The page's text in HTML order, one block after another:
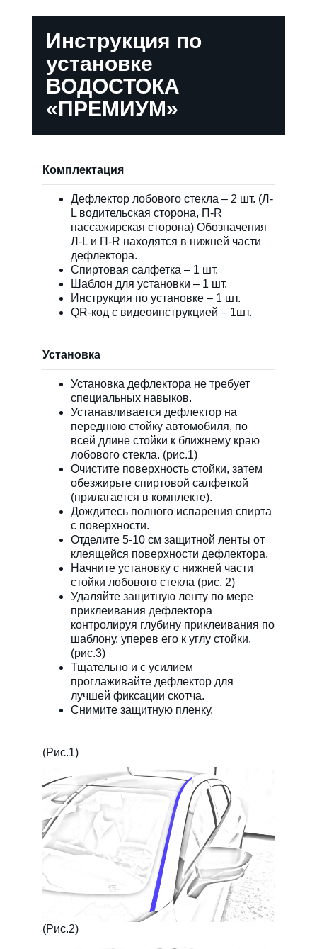
Инструкция по
установке
ВОДОСТОКА
«ПРЕМИУМ»
Комплектация
Дефлектор лобового стекла – 2 шт. (Л-
L водительская сторона, П-R
пассажирская сторона) Обозначения
Л-L и П-R находятся в нижней части
дефлектора.
Спиртовая салфетка – 1 шт.
Шаблон для установки – 1 шт.
Инструкция по установке – 1 шт.
QR-код с видеоинструкцией – 1шт.
Установка
Установка дефлектора не требует
специальных навыков.
Устанавливается дефлектор на
переднюю стойку автомобиля, по
всей длине стойки к ближнему краю
лобового стекла. (рис.1)
Очистите поверхность стойки, затем
обезжирьте спиртовой салфеткой
(прилагается в комплекте).
Дождитесь полного испарения спирта
с поверхности.
Отделите 5-10 см защитной ленты от
клеящейся поверхности дефлектора.
Начните установку с нижней части
стойки лобового стекла (рис. 2)
Удаляйте защитную ленту по мере
приклеивания дефлектора
контролируя глубину приклеивания по
шаблону, уперев его к углу стойки.
(рис.3)
Тщательно и с усилием
проглаживайте дефлектор для
лучшей фиксации скотча.
Снимите защитную пленку.
(Рис.1)
(Рис.2)